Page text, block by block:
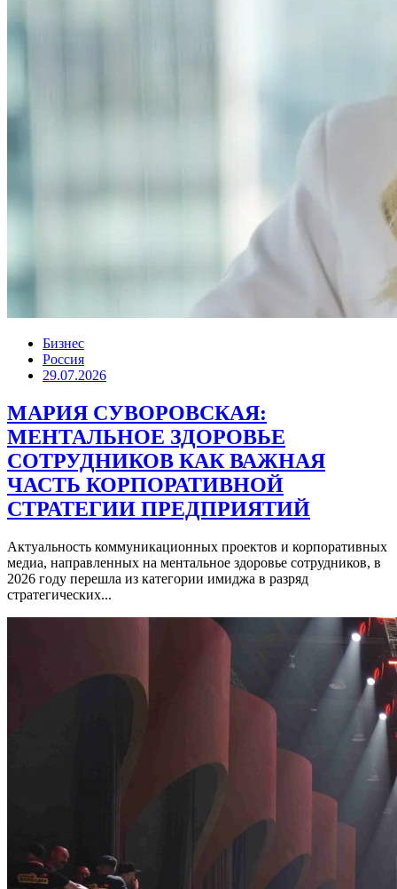
Бизнес
Россия
29.07.2026
МАРИЯ СУВОРОВСКАЯ:
МЕНТАЛЬНОЕ ЗДОРОВЬЕ
СОТРУДНИКОВ КАК ВАЖНАЯ
ЧАСТЬ КОРПОРАТИВНОЙ
СТРАТЕГИИ ПРЕДПРИЯТИЙ
Актуальность коммуникационных проектов и корпоративных
медиа, направленных на ментальное здоровье сотрудников, в
2026 году перешла из категории имиджа в разряд
стратегических...